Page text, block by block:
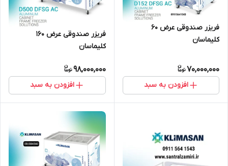
فریزر صندوقی عرض ۶۰
کلیماسان
70,000,000
افزودن به سبد
فریزر صندوقی عرض 160
کلیماسان
98,000,000
افزودن به سبد